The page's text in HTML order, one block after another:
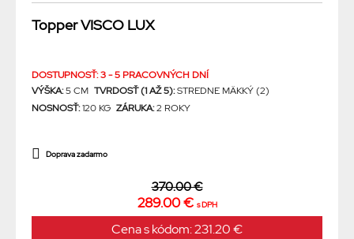
Topper VISCO LUX
DOSTUPNOSŤ: 3 - 5 PRACOVNÝCH DNÍ
VÝŠKA:5 CM TVRDOSŤ (1 AŽ 5):STREDNE MÄKKÝ (2)
NOSNOSŤ:120 KG ZÁRUKA:2 ROKY
Doprava zadarmo
370.00 €
289.00 € s DPH
Cena s kódom: 231.20 €